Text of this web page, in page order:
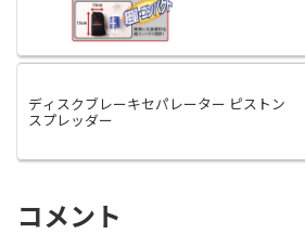
ディスクブレーキセパレーター ピストン
スプレッダー
コメント